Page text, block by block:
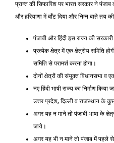
प्रान्त की सिफारिश पर भारत सरकार ने
और हरियाणा में बाँट दिया और निम्न बाते तय
पंजाबी और हिंदी इस राज्य की सरकारी
प्रत्येक क्षेत्र में एक क्षेत्रीय समिति
समिति से परामर्श करना होगा।
दोनों क्षेत्रों की संयुक्त विधानसभा व
नए हिंदी भाषी राज्य का निर्माण
उत्तर प्रदेश, दिल्ली व राजस्थान के
अगर यह न माने तो पंजाबी भाषा के
जाये।
अगर यह भी न माने तो पंजाब में पहले से